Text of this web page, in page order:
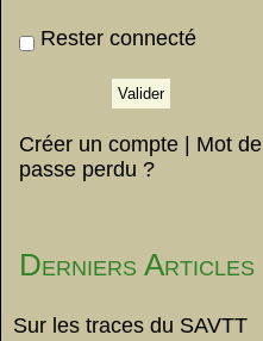
Rester connecté
Créer un compte
Mot de
passe perdu ?
Derniers Articles
Sur les traces du SAVTT